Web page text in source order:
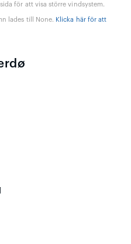
för att visa större vindsystem.
lades till None. Klicka här för att